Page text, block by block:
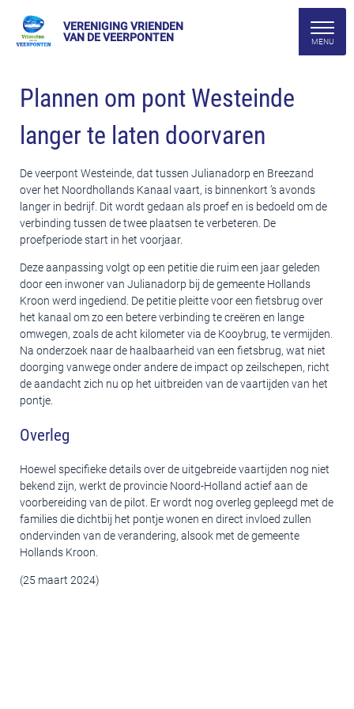
VERENIGING VRIENDEN
VAN DE VEERPONTEN
Plannen om pont Westeinde
langer te laten doorvaren
De veerpont Westeinde, dat tussen Julianadorp en Breezand
over het Noordhollands Kanaal vaart, is binnenkort ’s avonds
langer in bedrijf. Dit wordt gedaan als proef en is bedoeld om de
verbinding tussen de twee plaatsen te verbeteren. De
proefperiode start in het voorjaar.
Deze aanpassing volgt op een petitie die ruim een jaar geleden
door een inwoner van Julianadorp bij de gemeente Hollands
Kroon werd ingediend. De petitie pleitte voor een fietsbrug over
het kanaal om zo een betere verbinding te creëren en lange
omwegen, zoals de acht kilometer via de Kooybrug, te vermijden.
Na onderzoek naar de haalbaarheid van een fietsbrug, wat niet
doorging vanwege onder andere de impact op zeilschepen, richt
de aandacht zich nu op het uitbreiden van de vaartijden van het
pontje.
Overleg
Hoewel specifieke details over de uitgebreide vaartijden nog niet
bekend zijn, werkt de provincie Noord-Holland actief aan de
voorbereiding van de pilot. Er wordt nog overleg gepleegd met de
families die dichtbij het pontje wonen en direct invloed zullen
ondervinden van de verandering, alsook met de gemeente
Hollands Kroon.
(25 maart 2024)